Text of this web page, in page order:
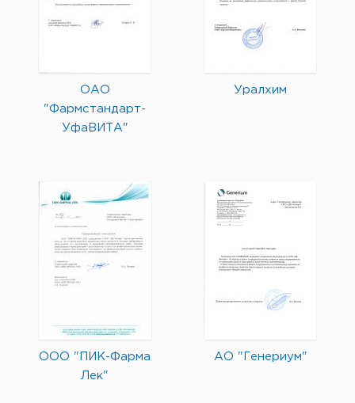
ОАО
"Фармстандарт-
УфаВИТА"
Уралхим
ООО "ПИК-Фарма
Лек"
АО "Генериум"